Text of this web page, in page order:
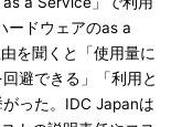
ードウェアのas a
を聞くと「使用量に
避できる」「利用と
った。IDC Japanは